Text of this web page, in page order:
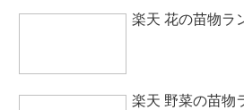
楽天 花の苗物ラ
楽天 野菜の苗物